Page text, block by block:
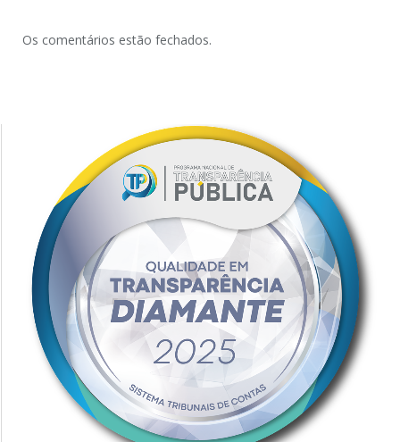
Os comentários estão fechados.